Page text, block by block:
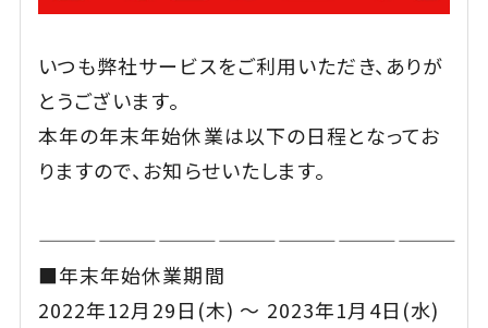
いつも弊社サービスをご利用いただき、ありが
とうございます。
本年の年末年始休業は以下の日程となってお
りますので、お知らせいたします。
—————————————————————
■年末年始休業期間
2022年12月29日(木) ～ 2023年1月4日(水)